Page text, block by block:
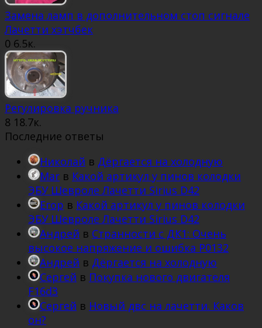
Замена ламп в дополнительном стоп сигнале
Лачетти хэтчбек
0 6.5к.
Регулировка ручника
8 18.7к.
Последние ответы
Николай в Дёргается на холодную
Mar в Какой артикул у пинов колодки
ЭБУ Шевроле Лачетти Sirius D42
Егор в Какой артикул у пинов колодки
ЭБУ Шевроле Лачетти Sirius D42
Андрей в Странности с ДК1: Очень
высокое напряжение и ошибка Р0132
Андрей в Дёргается на холодную
Сергей в Покупка нового двигателя
F16d3
Сергей в Новый двс на лачетти. Каков
он?